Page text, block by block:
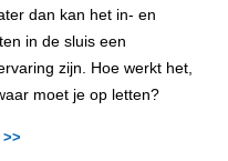
dan kan het in- en
in de sluis een
zijn. Hoe werkt het,
moet je op letten?